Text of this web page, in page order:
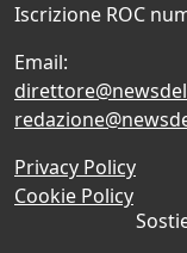
Iscrizione ROC
Email:
Privacy Policy
Cookie Policy